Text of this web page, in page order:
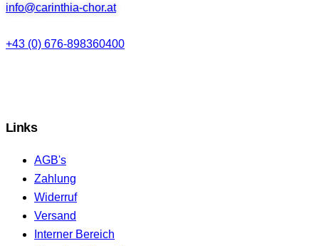
info@carinthia-chor.at
+43 (0) 676-898360400
Links
AGB's
Zahlung
Widerruf
Versand
Interner Bereich